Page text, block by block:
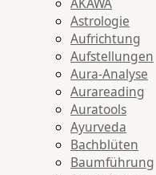
Astrologie
Aufrichtung
Aufstellungen
Aura-Analyse
Aurareading
Auratools
Ayurveda
Bachblüten
Baumführung